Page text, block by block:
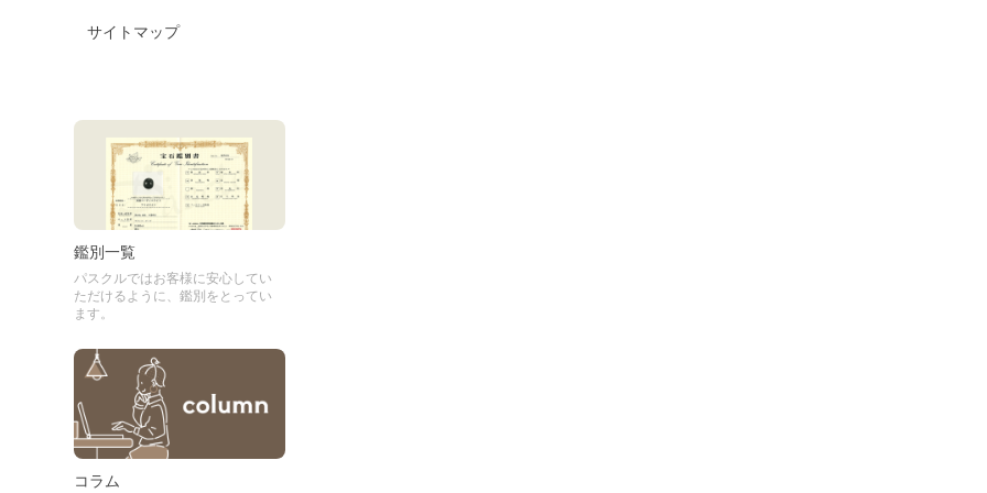
サイトマップ
鑑別一覧
パスクルではお客様に安心してい
ただけるように、鑑別をとってい
ます。
コラム